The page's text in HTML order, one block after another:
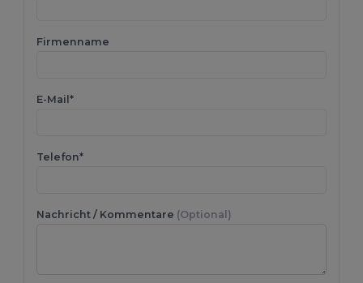
Firmenname
E-Mail*
Telefon*
Nachricht / Kommentare (Optional)